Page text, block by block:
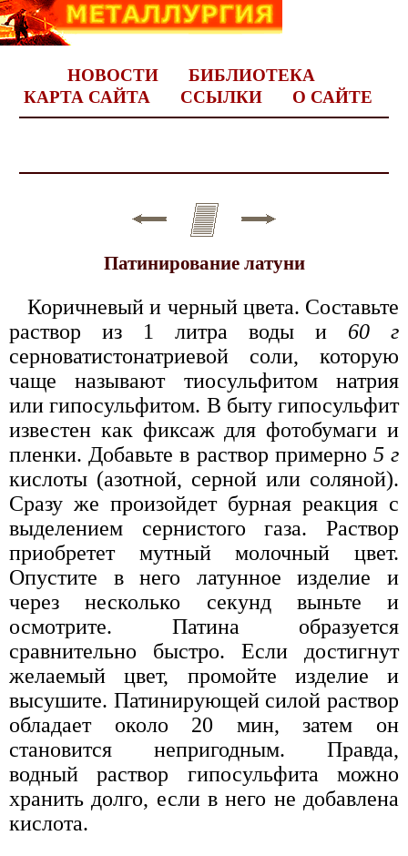
НОВОСТИ
БИБЛИОТЕКА
КАРТА САЙТА
ССЫЛКИ О САЙТЕ
Патинирование латуни
Коричневый и черный цвета. Составьте
раствор из 1 литра воды и 60 г
серноватистонатриевой соли, которую
чаще называют тиосульфитом натрия
или гипосульфитом. В быту гипосульфит
известен как фиксаж для фотобумаги и
пленки. Добавьте в раствор примерно 5 г
кислоты (азотной, серной или соляной).
Сразу же произойдет бурная реакция с
выделением сернистого газа. Раствор
приобретет мутный молочный цвет.
Опустите в него латунное изделие и
через несколько секунд выньте и
осмотрите. Патина образуется
сравнительно быстро. Если достигнут
желаемый цвет, промойте изделие и
высушите. Патинирующей силой раствор
обладает около 20 мин, затем он
становится непригодным. Правда,
водный раствор гипосульфита можно
хранить долго, если в него не добавлена
кислота.